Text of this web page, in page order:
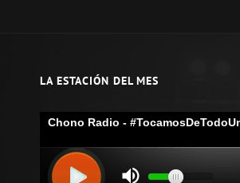
LA ESTACIÓN DEL MES